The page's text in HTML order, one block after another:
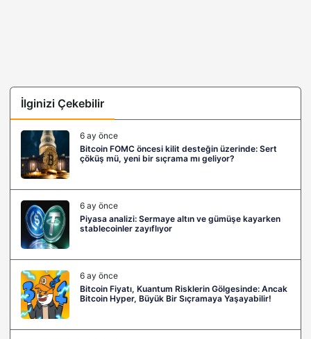
İlginizi Çekebilir
6 ay önce
Bitcoin FOMC öncesi kilit desteğin üzerinde: Sert
çöküş mü, yeni bir sıçrama mı geliyor?
6 ay önce
Piyasa analizi: Sermaye altın ve gümüşe kayarken
stablecoinler zayıflıyor
6 ay önce
Bitcoin Fiyatı, Kuantum Risklerin Gölgesinde: Ancak
Bitcoin Hyper, Büyük Bir Sıçramaya Yaşayabilir!